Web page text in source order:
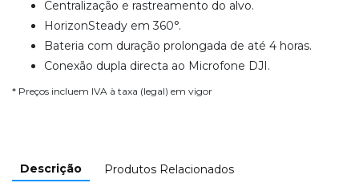
Centralização e rastreamento do alvo.
HorizonSteady em 360°.
Bateria com duração prolongada de até 4 horas.
Conexão dupla directa ao Microfone DJI.
* Preços incluem IVA à taxa (legal) em vigor
Descrição Produtos Relacionados